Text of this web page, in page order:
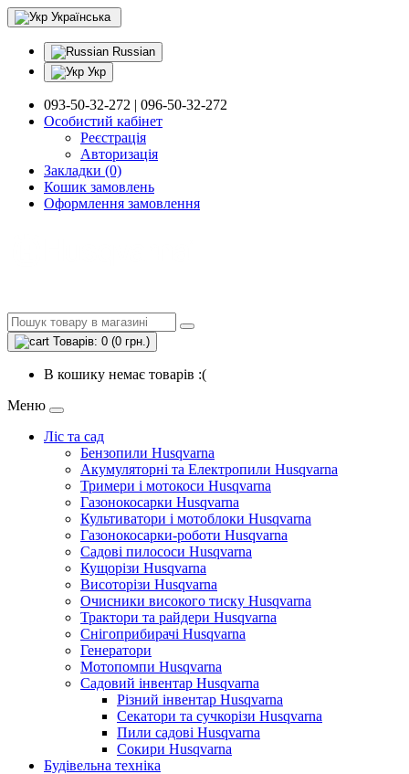
Українська
Russian
Укр
093-50-32-272 | 096-50-32-272
Особистий кабінет
Реєстрація
Авторизація
Закладки (0)
Кошик замовлень
Оформлення замовлення
Товарів: 0 (0 грн.)
В кошику немає товарів :(
Меню
Ліс та сад
Бензопили Husqvarna
Акумуляторні та Електропили Husqvarna
Тримери і мотокоси Husqvarna
Газонокосарки Husqvarna
Культиватори і мотоблоки Husqvarna
Газонокосарки-роботи Husqvarna
Садові пилососи Husqvarna
Кущорізи Husqvarna
Висоторізи Husqvarna
Очисники високого тиску Husqvarna
Трактори та райдери Husqvarna
Снігоприбирачі Husqvarna
Генератори
Мотопомпи Husqvarna
Садовий інвентар Husqvarna
Різний інвентар Husqvarna
Секатори та сучкорізи Husqvarna
Пили садові Husqvarna
Сокири Husqvarna
Будівельна техніка